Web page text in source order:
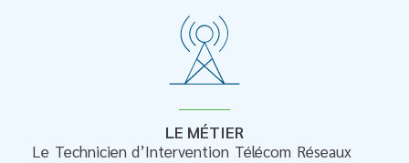
LE MÉTIER
Le Technicien d’Intervention Télécom Réseaux